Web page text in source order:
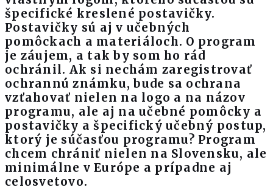
špecifické kreslené postavičky.
Postavičky sú aj v učebných
pomôckach a materiáloch. O program
je záujem, a tak by som ho rád
ochránil. Ak si nechám zaregistrovať
ochrannú známku, bude sa ochrana
vzťahovať nielen na logo a na názov
programu, ale aj na učebné pomôcky a
postavičky a špecifický učebný postup,
ktorý je súčasťou programu? Program
chcem chrániť nielen na Slovensku, ale
minimálne v Európe a prípadne aj
celosvetovo.